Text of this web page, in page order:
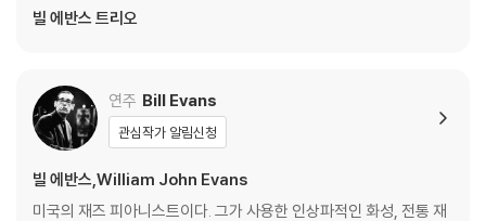
아래에 해당하는 경우는 불량이 아니므로 개봉 후 반품/교환이 불가합니
1) 컬러 디스크는 웹 이미지와 실제 색상이 차이가 날 수 있습니다.
2) 컬러 디스크의 특성상 제작 공정시 앨범마다 색상 차이가 나는 경우도
있습니다.
등이 발생할 수 있습니다.
빌 에반스 트리오
연주 Bill Evans
관심작가 알림신청
빌 에반스,William John Evans
미국의 재즈 피아니스트이다. 그가 사용한 인상파적인 화성, 전통 재